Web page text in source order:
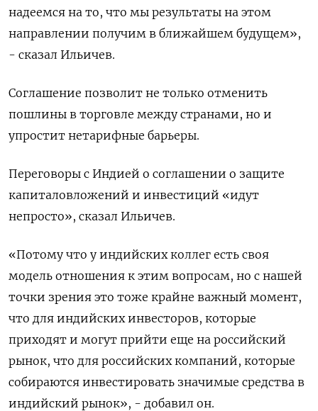
надеемся на то, что мы результаты на этом
направлении получим в ближайшем будущем»,
- сказал Ильичев.
Соглашение позволит не только отменить
пошлины в торговле между странами, но и
упростит нетарифные барьеры.
Переговоры с Индией о соглашении о защите
капиталовложений и инвестиций «идут
непросто», сказал Ильичев.
«Потому что у индийских коллег есть своя
модель отношения к этим вопросам, но с нашей ​
точки зрения это тоже крайне важный момент,
что для ⁠индийских инвесторов, которые
приходят и могут прийти еще на российский
рынок, что для российских компаний, которые
собираются инвестировать значимые средства в
индийский рынок», - добавил он.